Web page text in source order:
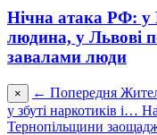
Нічна атака РФ: у
людина, у Львові
завалами люди
× ← Попередня
у збуті наркотиків і…
Тернопільщини